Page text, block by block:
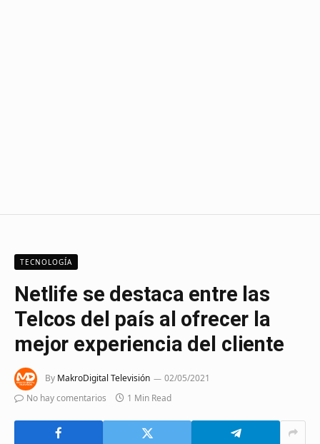
TECNOLOGÍA
Netlife se destaca entre las
Telcos del país al ofrecer la
mejor experiencia del cliente
By MakroDigital Televisión
02/05/2021
No hay comentarios
1 Min Read